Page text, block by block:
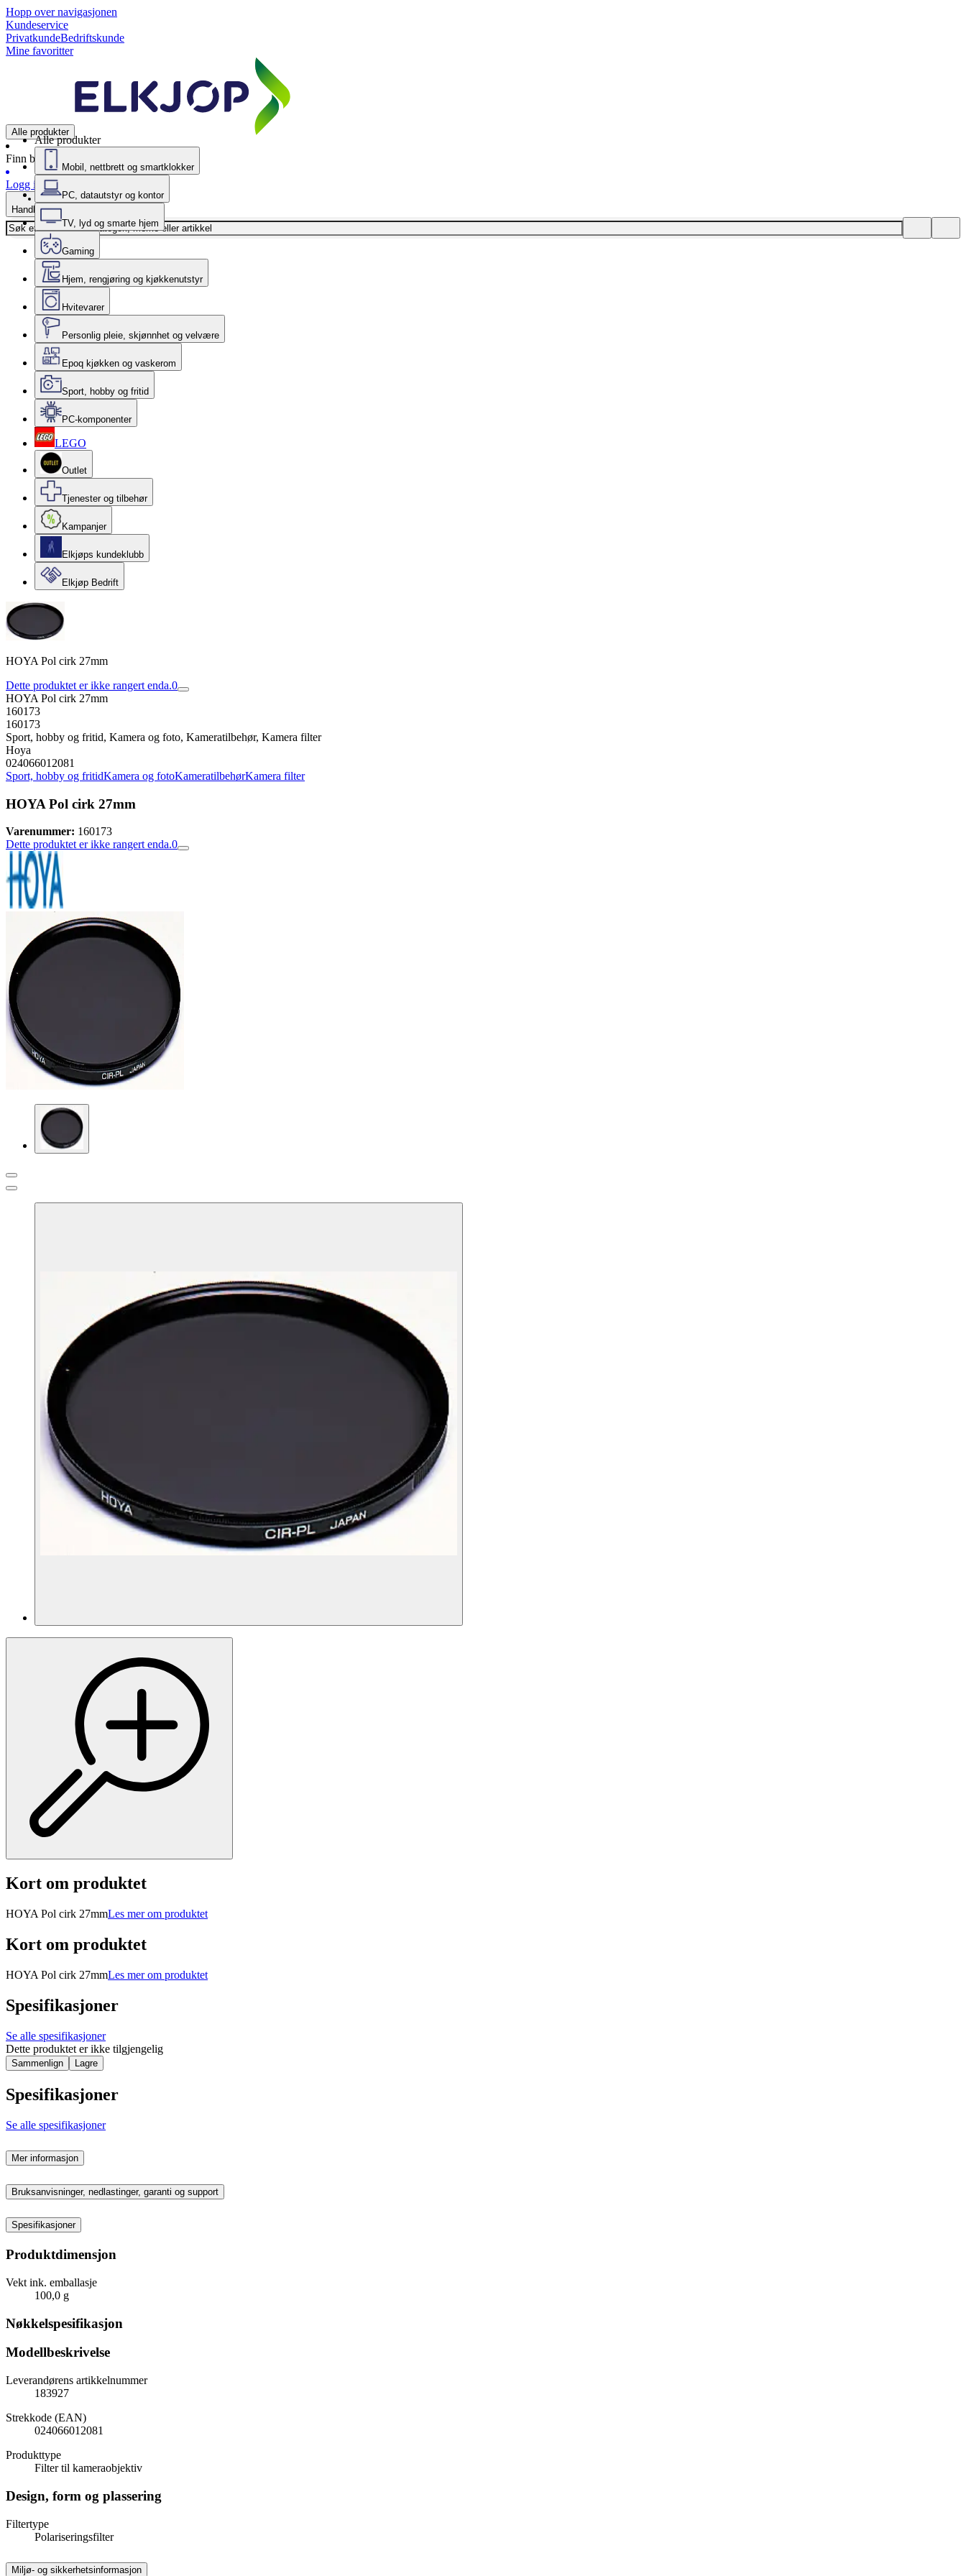
Hopp over navigasjonen
Kundeservice
PrivatkundeBedriftskunde
Mine favoritter
Alle produkter
Finn butikk
Logg inn
Handlekurv
Alle produkter
Mobil, nettbrett og smartklokker
PC, datautstyr og kontor
TV, lyd og smarte hjem
Gaming
Hjem, rengjøring og kjøkkenutstyr
Hvitevarer
Personlig pleie, skjønnhet og velvære
Epoq kjøkken og vaskerom
Sport, hobby og fritid
PC-komponenter
LEGO
Outlet
Tjenester og tilbehør
Kampanjer
Elkjøps kundeklubb
Elkjøp Bedrift
HOYA Pol cirk 27mm
Dette produktet er ikke rangert enda.0
HOYA Pol cirk 27mm
160173
160173
Sport, hobby og fritid, Kamera og foto, Kameratilbehør, Kamera filter
Hoya
024066012081
Sport, hobby og fritidKamera og fotoKameratilbehørKamera filter
HOYA Pol cirk 27mm
Varenummer: 160173
Dette produktet er ikke rangert enda.0
Kort om produktet
HOYA Pol cirk 27mmLes mer om produktet
Kort om produktet
HOYA Pol cirk 27mmLes mer om produktet
Spesifikasjoner
Se alle spesifikasjoner
Dette produktet er ikke tilgjengelig
Sammenlign Lagre
Spesifikasjoner
Se alle spesifikasjoner
Mer informasjon
Bruksanvisninger, nedlastinger, garanti og support
Spesifikasjoner
Produktdimensjon
Vekt ink. emballasje
100,0 g
Nøkkelspesifikasjon
Modellbeskrivelse
Leverandørens artikkelnummer
183927
Strekkode (EAN)
024066012081
Produkttype
Filter til kameraobjektiv
Design, form og plassering
Filtertype
Polariseringsfilter
Miljø- og sikkerhetsinformasjon